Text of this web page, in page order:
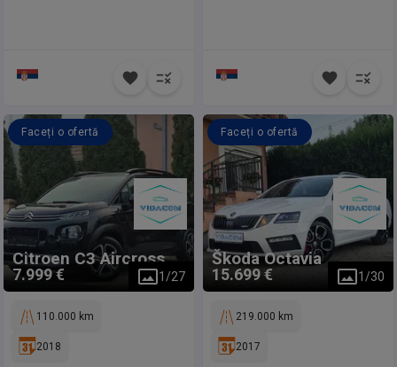
Citroen C3 Aircross
7.999 €
Faceți o ofertă
1 /27
110.000 km
2018
Škoda Octavia
15.699 €
Faceți o ofertă
1 /30
219.000 km
2017